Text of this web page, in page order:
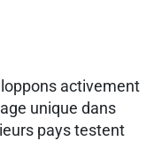
activement
unique dans
pays testent